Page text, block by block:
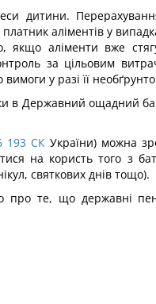
дитини.
аліментів у
якщо аліменти вже
за цільовим
у разі її
в Державний ощадний
193 СК України) можна
на користь того з
святкових днів тощо).
про те, що державні